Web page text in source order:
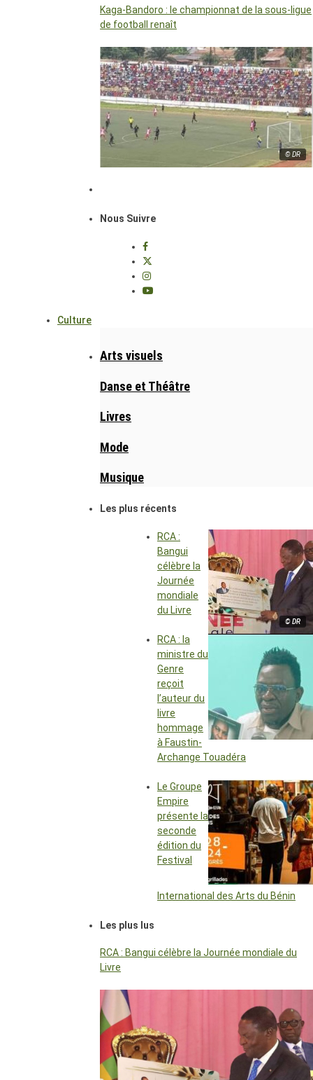
Kaga-Bandoro : le championnat de la sous-ligue
de football renaît
© DR
Nous Suivre
Culture
Arts visuels
Danse et Théâtre
Livres
Mode
Musique
Les plus récents
© DR
RCA :
Bangui
célèbre la
Journée
mondiale
du Livre
RCA : la
ministre du
Genre
reçoit
l’auteur du
livre
hommage
à Faustin-
Archange Touadéra
Le Groupe
Empire
présente la
seconde
édition du
Festival
International des Arts du Bénin
Les plus lus
RCA : Bangui célèbre la Journée mondiale du
Livre